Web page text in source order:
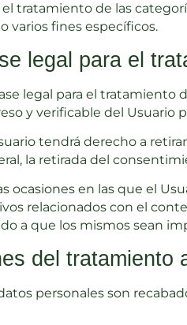
letra
el tratamiento de las
varios fines específicos.
legal para el
legal para el
y verificable del Usuario
tendrá derecho a
la retirada del
ocasiones en las que el
relacionados con el
a que los mismos sean
del tratamiento
personales son